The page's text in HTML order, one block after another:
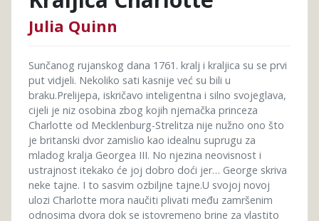
Julia Quinn
Sunčanog rujanskog dana 1761. kralj i kraljica su se prvi
put vidjeli. Nekoliko sati kasnije već su bili u
braku.Prelijepa, iskričavo inteligentna i silno svojeglava,
cijeli je niz osobina zbog kojih njemačka princeza
Charlotte od Mecklenburg-Strelitza nije nužno ono što
je britanski dvor zamislio kao idealnu suprugu za
mladog kralja Georgea III. No njezina neovisnost i
ustrajnost itekako će joj dobro doći jer… George skriva
neke tajne. I to sasvim ozbiljne tajne.U svojoj novoj
ulozi Charlotte mora naučiti plivati među zamršenim
odnosima dvora dok se istovremeno brine za vlastito